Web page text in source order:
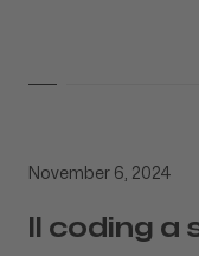
Il coding a
November 6, 2024